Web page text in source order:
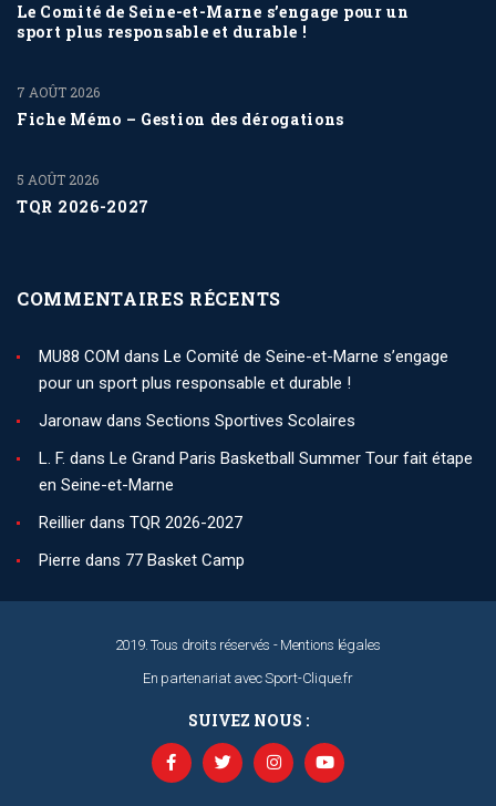
Le Comité de Seine-et-Marne s’engage pour un
sport plus responsable et durable !
Fiche Mémo – Gestion des dérogations
7 AOÛT 2026
TQR 2026-2027
5 AOÛT 2026
COMMENTAIRES RÉCENTS
MU88 COM dans Le Comité de Seine-et-Marne s’engage
pour un sport plus responsable et durable !
Jaronaw dans Sections Sportives Scolaires
L. F. dans Le Grand Paris Basketball Summer Tour fait étape
en Seine-et-Marne
Reillier dans TQR 2026-2027
Pierre dans 77 Basket Camp
2019. Tous droits réservés - Mentions légales
En partenariat avecSport-Clique.fr
SUIVEZ NOUS :